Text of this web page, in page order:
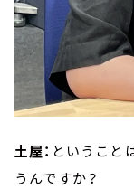
土屋： ということ
うんですか？